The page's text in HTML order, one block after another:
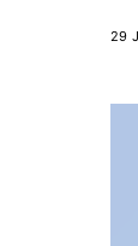
29